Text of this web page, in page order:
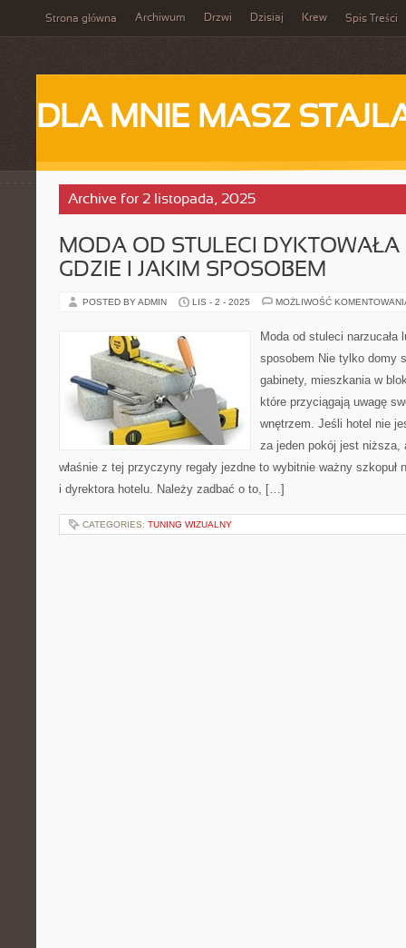
Strona główna Archiwum Drzwi Dzisiaj Krew Spis Treści
DLA MNIE MASZ
Archive for 2 listopada, 2025
MODA OD STULECI
GDZIE I JAKIM SPOSOBEM
POSTED BY ADMIN LIS - 2 - 2025 MOŻLIWOŚĆ
Moda od stuleci
sposobem Nie tylko domy
gabinety, mieszkania w
które przyciągają uwagę
wnętrzem. Jeśli hotel nie
za jeden pokój jest niższa,
właśnie z tej przyczyny regały jezdne to wybitnie ważny szkopuł
i dyrektora hotelu. Należy zadbać o to, […]
CATEGORIES: TUNING WIZUALNY